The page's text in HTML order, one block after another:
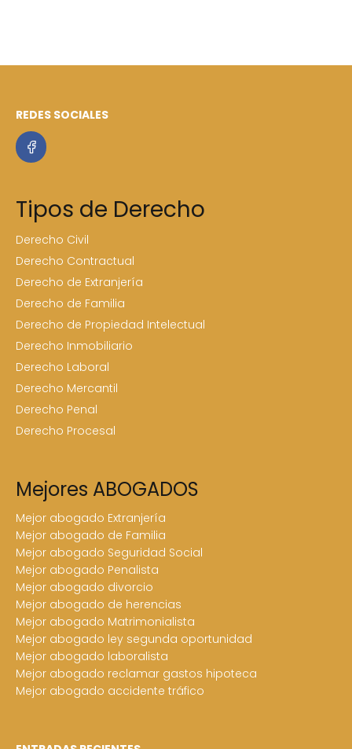
REDES SOCIALES
Tipos de Derecho
Derecho Civil
Derecho Contractual
Derecho de Extranjería
Derecho de Familia
Derecho de Propiedad Intelectual
Derecho Inmobiliario
Derecho Laboral
Derecho Mercantil
Derecho Penal
Derecho Procesal
Mejores ABOGADOS
Mejor abogado Extranjería
Mejor abogado de Familia
Mejor abogado Seguridad Social
Mejor abogado Penalista
Mejor abogado divorcio
Mejor abogado de herencias
Mejor abogado Matrimonialista
Mejor abogado ley segunda oportunidad
Mejor abogado laboralista
Mejor abogado reclamar gastos hipoteca
Mejor abogado accidente tráfico